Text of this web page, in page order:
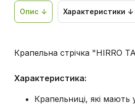
Опис ↓ Характеристики ↓
Крапельна стрічка "HIRRO
Характеристика:
Крапельниці, які мають